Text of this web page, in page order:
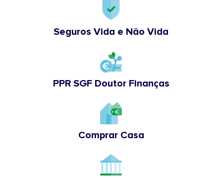
Seguros Vida e Não Vida
PPR SGF Doutor Finanças
Comprar Casa